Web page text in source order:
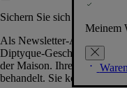
Meinem
Sichern Sie sich exklusive
Als Newsletter-Abonnent.in
Diptyque-Geschenken,
der Maison. Ihre Daten
behandelt. Sie können sich